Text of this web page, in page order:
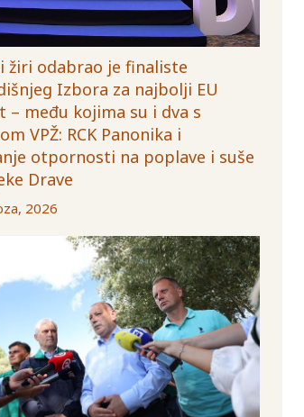
žiri odabrao je finaliste
Izbora za najbolji EU
– među kojima su i dva s
VPŽ: RCK Panonika i
otpornosti na poplave i suše
Drave
2026